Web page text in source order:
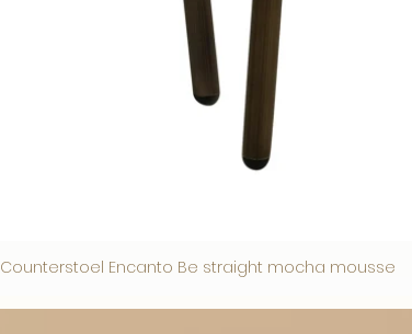
Counterstoel Encanto Be straight mocha mousse